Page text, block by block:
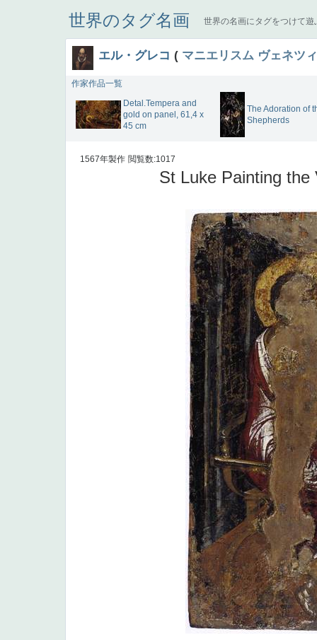
世界のタグ名画 世界の名画にタグをつけて遊
エル・グレコ ( マニエリスム ヴェネツ
作家作品一覧
Detal.Tempera and
gold on panel, 61,4 x
45 cm
The Adoration of
Shepherds
1567年製作 閲覧数:1017
St Luke Painting